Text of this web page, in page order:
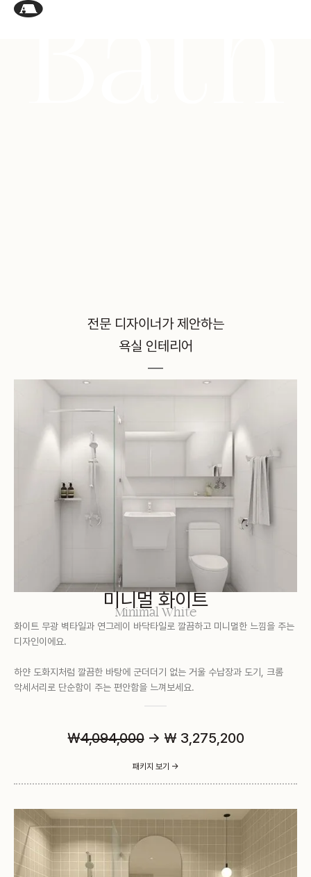
전문 디자이너가 제안하는
욕실 인테리어
미니멀 화이트
Minimal White
화이트 무광 벽타일과 연그레이 바닥타일로 깔끔하고 미니멀한 느낌을 주는
디자인이에요.
하얀 도화지처럼 깔끔한 바탕에 군더더기 없는 거울 수납장과 도기, 크롬
악세서리로 단순함이 주는 편안함을 느껴보세요.
￦4,094,000→ ₩ 3,275,200
패키지 보기 ->